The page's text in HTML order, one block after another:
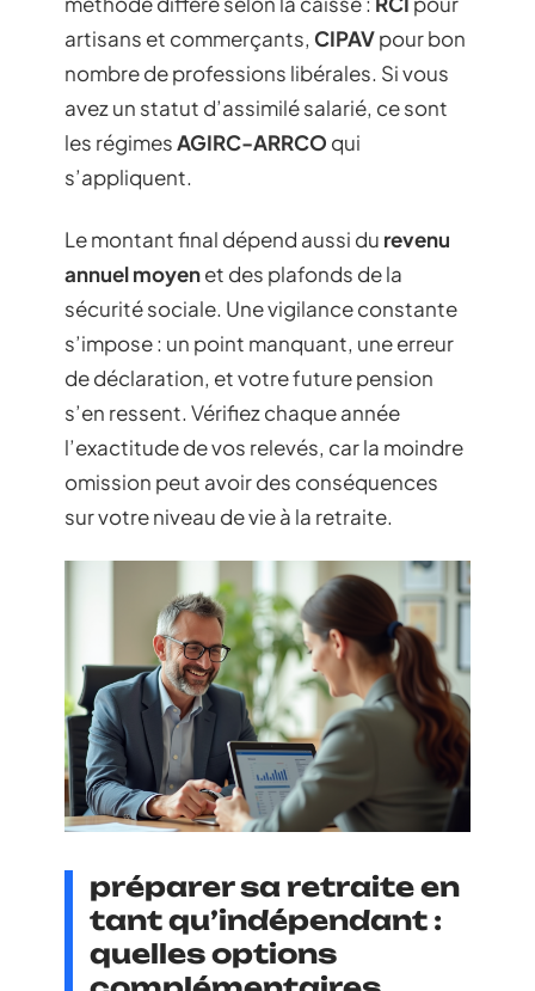
artisans et commerçants, CIPAVpour bon
nombre de professions libérales. Si vous
avez un statut d’assimilé salarié, ce sont
les régimesAGIRC-ARRCO qui
s’appliquent.
Le montant final dépend aussi du revenu
annuel moyenet des plafonds de la
sécurité sociale. Une vigilance constante
s’impose : un point manquant, une erreur
de déclaration, et votre future pension
s’en ressent. Vérifiez chaque année
l’exactitude de vos relevés, car la moindre
omission peut avoir des conséquences
sur votre niveau de vie à la retraite.
préparer sa retraite en
tant qu’indépendant :
quelles options